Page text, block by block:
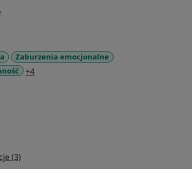
Zaburzenia emocjonalne
+4a11y_sr_more_diseases
(3)